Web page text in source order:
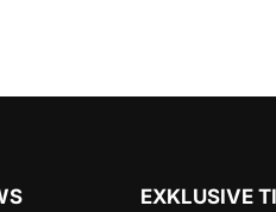
EXKLUSIVE